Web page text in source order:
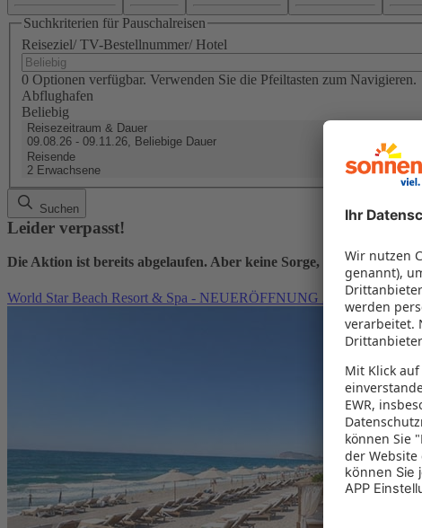
Suchkriterien für Pauschalreisen
Reiseziel/ TV-Bestellnummer/ Hotel
0 Optionen verfügbar. Verwenden Sie die Pfeiltasten zum Navigieren.
Abflughafen
Beliebig
Reisezeitraum & Dauer
09.08.26 - 09.11.26, Beliebige Dauer
Reisende
2 Erwachsene
Suchen
Leider verpasst!
Die Aktion ist bereits abgelaufen. Aber keine Sorge, hier finden
World Star Beach Resort & Spa - NEUERÖFFNUNG 2026